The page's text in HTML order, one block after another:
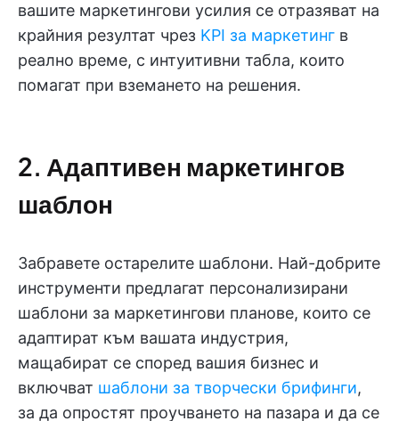
вашите маркетингови усилия се отразяват на
крайния резултат чрез KPI за маркетинг в
реално време, с интуитивни табла, които
помагат при вземането на решения.
2. Адаптивен маркетингов
шаблон
Забравете остарелите шаблони. Най-добрите
инструменти предлагат персонализирани
шаблони за маркетингови планове, които се
адаптират към вашата индустрия,
мащабират се според вашия бизнес и
включват шаблони за творчески брифинги,
за да опростят проучването на пазара и да се